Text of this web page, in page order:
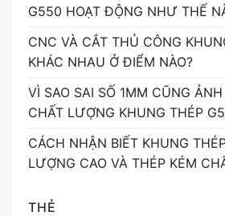
G550 HOẠT ĐỘNG NHƯ THẾ
CNC VÀ CẮT THỦ CÔNG
KHÁC NHAU Ở ĐIỂM NÀO?
VÌ SAO SAI SỐ 1MM CŨNG
CHẤT LƯỢNG KHUNG THÉP
CÁCH NHẬN BIẾT KHUNG
LƯỢNG CAO VÀ THÉP KÉM
THẺ